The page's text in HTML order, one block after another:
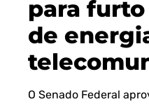
para
de
O Senado Federal